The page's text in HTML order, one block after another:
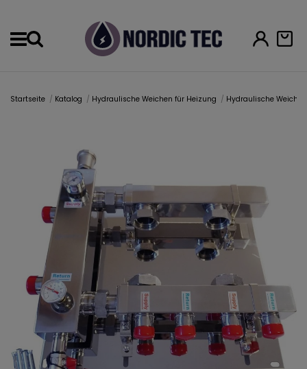
Startseite Katalog Hydraulische Weichen für Heizung Hydraulische